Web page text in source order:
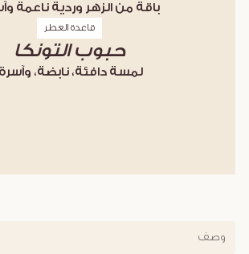
باقة من الزهر وردية ناعمة
قاعدة العطر
حبوب التونكا
لمسة دافئة، نابضة،
وصف